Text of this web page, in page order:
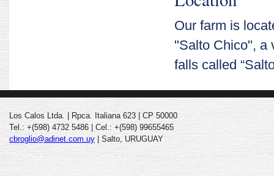
Our farm is
"Salto Chico", a
falls called
Los Calos Ltda. | Rpca. Italiana 623 | CP 50000
Tel.: +(598) 4732 5486 | Cel.: +(598) 99655465
cbroglio@adinet.com.uy | Salto, URUGUAY